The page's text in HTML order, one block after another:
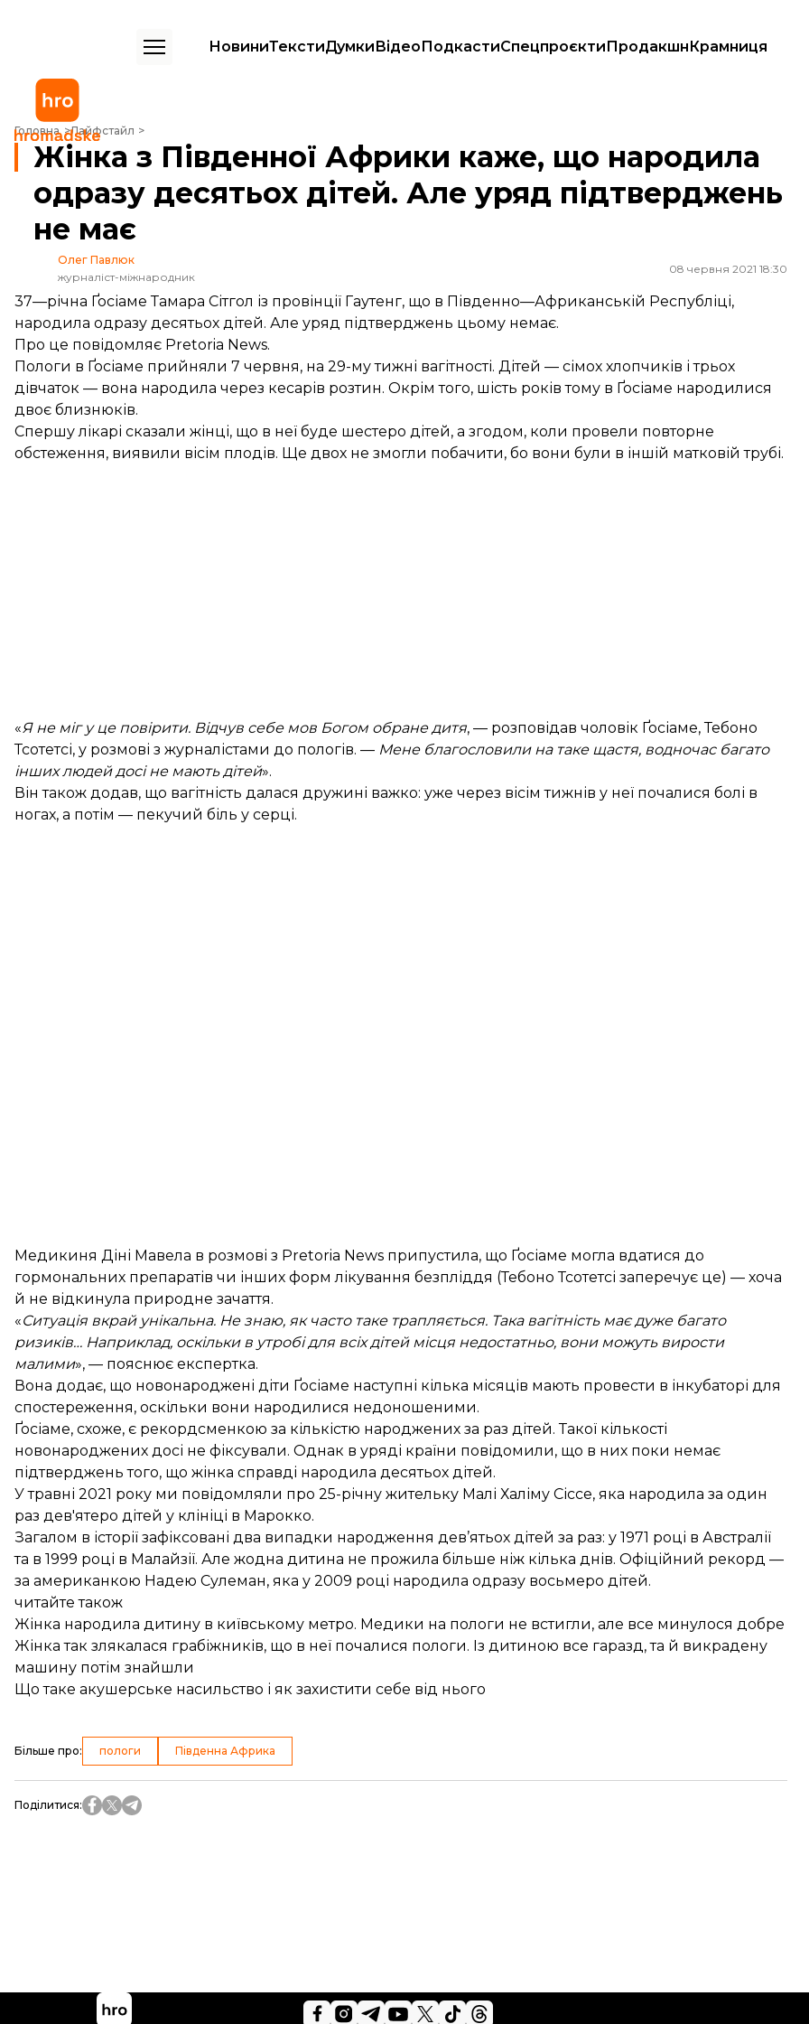
НовиниТекстиДумкиВідеоПодкастиСпецпроєктиПродакшнКрамниця
Головна Лайфстайл
Жінка з Південної Африки каже, що народила одразу десятьох дітей. Але уряд підтверджень не має
Жінка з Південної Африки каже, що народила
одразу десятьох дітей. Але уряд підтверджень
не має
Олег Павлюк
журналіст-міжнародник
08 червня 2021 18:30
37—річна Ґосіаме Тамара Сітгол із провінції Гаутенг, що в Південно—Африканській Республіці,
народила одразу десятьох дітей. Але уряд підтверджень цьому немає.
Про це повідомляє Pretoria News.
Пологи в Ґосіаме прийняли 7 червня, на 29-му тижні вагітності. Дітей — сімох хлопчиків і трьох
дівчаток — вона народила через кесарів розтин. Окрім того, шість років тому в Ґосіаме народилися
двоє близнюків.
Спершу лікарі сказали жінці, що в неї буде шестеро дітей, а згодом, коли провели повторне
обстеження, виявили вісім плодів. Ще двох не змогли побачити, бо вони були в іншій матковій трубі.
«Я не міг у це повірити. Відчув себе мов Богом обране дитя, — розповідав чоловік Ґосіаме, Тебоно
Тсотетсі, у розмові з журналістами до пологів. — Мене благословили на таке щастя, водночас багато
інших людей досі не мають дітей».
Він також додав, що вагітність далася дружині важко: уже через вісім тижнів у неї почалися болі в
ногах, а потім — пекучий біль у серці.
Медикиня Діні Мавела в розмові з Pretoria News припустила, що Ґосіаме могла вдатися до
гормональних препаратів чи інших форм лікування безпліддя (Тебоно Тсотетсі заперечує це) — хоча
й не відкинула природне зачаття.
«Ситуація вкрай унікальна. Не знаю, як часто таке трапляється. Така вагітність має дуже багато
ризиків… Наприклад, оскільки в утробі для всіх дітей місця недостатньо, вони можуть вирости
малими», — пояснює експертка.
Вона додає, що новонароджені діти Ґосіаме наступні кілька місяців мають провести в інкубаторі для
спостереження, оскільки вони народилися недоношеними.
Ґосіаме, схоже, є рекордсменкою за кількістю народжених за раз дітей. Такої кількості
новонароджених досі не фіксували. Однак в уряді країни повідомили, що в них поки немає
підтверджень того, що жінка справді народила десятьох дітей.
У травні 2021 року ми повідомляли про 25-річну жительку Малі Халіму Сіссе, яка народила за один
раз дев'ятеро дітей у клініці в Марокко.
Загалом в історії зафіксовані два випадки народження дев’ятьох дітей за раз: у 1971 році в Австралії
та в 1999 році в Малайзії. Але жодна дитина не прожила більше ніж кілька днів. Офіційний рекорд —
за американкою Надею Сулеман, яка у 2009 році народила одразу восьмеро дітей.
читайте також
Жінка народила дитину в київському метро. Медики на пологи не встигли, але все минулося добре
Жінка так злякалася грабіжників, що в неї почалися пологи. Із дитиною все гаразд, та й викрадену
машину потім знайшли
Що таке акушерське насильство і як захистити себе від нього
Більше про: пологи Південна Африка
Поділитися: